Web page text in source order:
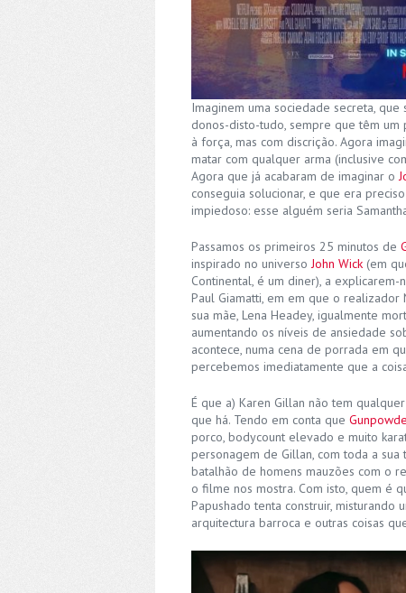
Imaginem uma sociedade secreta,
donos-disto-tudo, sempre que têm um
à força, mas com discrição. Agora
matar com qualquer arma (inclusive
Agora que já acabaram de imaginar o
conseguia solucionar, e que era
impiedoso: esse alguém seria
Passamos os primeiros 25 minutos de
inspirado no universoJohn Wick (em
Continental, é um diner), a explicarem-
Paul Giamatti, em em que o
sua mãe, Lena Headey, igualmente
aumentando os níveis de ansiedade
acontece, numa cena de porrada em
percebemos imediatamente que a
É que a) Karen Gillan não tem
que há. Tendo em conta que
porco, bodycount elevado e muito
personagem de Gillan, com toda a
batalhão de homens mauzões com o
o filme nos mostra. Com isto, quem é
Papushado tenta construir, misturando
arquitectura barroca e outras coisas